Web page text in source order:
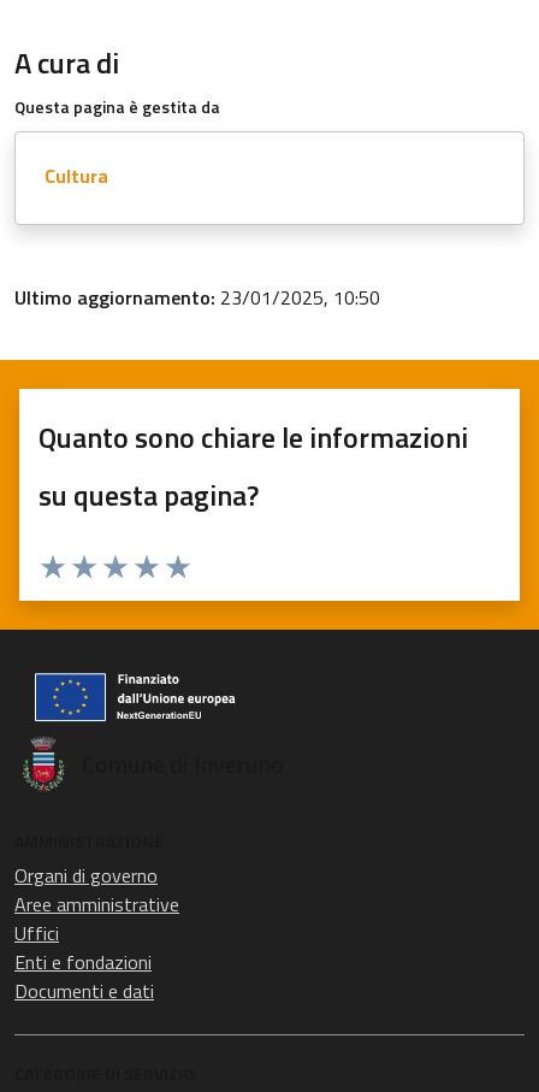
A cura di
Questa pagina è gestita da
Cultura
Ultimo aggiornamento: 23/01/2025, 10:50
Quanto sono chiare le informazioni
su questa pagina?
Valuta 5 stelle su 5
Valuta 4 stelle su 5
Valuta 3 stelle su 5
Valuta 2 stelle su 5
Valuta 1 stelle su 5
Organi di governo
Aree amministrative
Uffici
Enti e fondazioni
Documenti e dati